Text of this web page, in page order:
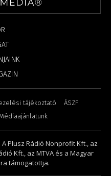
tájékoztató
ÁSZF
Plusz Rádió Nonprofit Kft., az
Kft., az MTVA és a Magyar
támogatottja.